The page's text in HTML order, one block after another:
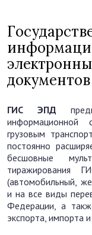
ГИС ЭПД
информационной
грузовым
постоянно
бесшовные
тиражирования
(автомобильный,
и на все виды
Федерации, а
экспорта, импорта